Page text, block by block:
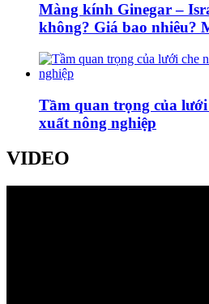
Màng kính Ginegar –
không? Giá bao nhiêu?
Tầm quan trọng của
xuất nông nghiệp
VIDEO